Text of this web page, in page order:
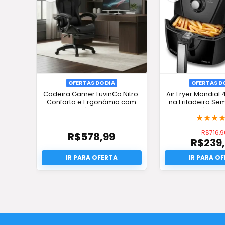
OFERTAS DO DIA
Cadeira Gamer LuvinCo Nitro:
Conforto e Ergonômia com
Frete Grátis e Oferta!
R$578,99
OFERTAS
Air Fryer Mondial
na Fritadeira
Frete Grátis e
★★★★
R$
O
R$
O